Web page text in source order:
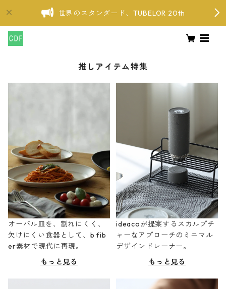
世界のスタンダード、TUBELOR 20th
推しアイテム特集
オーバル皿を、割れにくく、
欠けにくい食器として、b fib
er素材で現代に再現。
もっと見る
ideacoが提案するスカルプチ
ャーなアプローチのミニマル
デザインドレーナー。
もっと見る